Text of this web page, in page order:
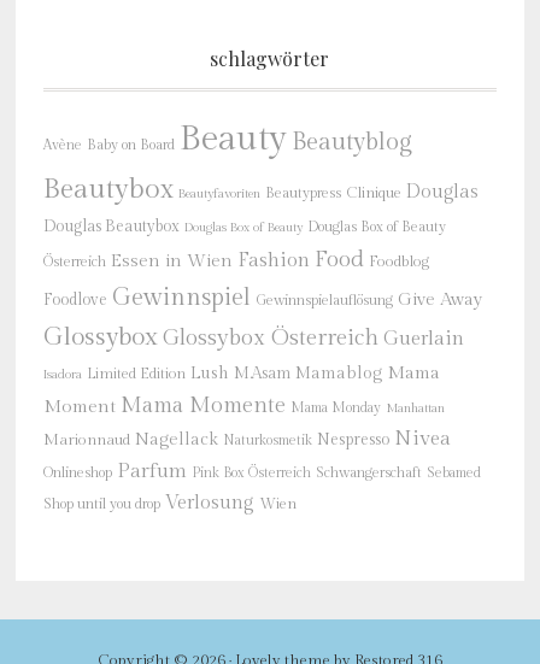
schlagwörter
Avène Baby on Board Beauty Beautyblog
Beautybox Beautyfavoriten Beautypress Clinique Douglas
Douglas Beautybox Douglas Box of Beauty Douglas Box of Beauty
Österreich Essen in Wien Fashion Food Foodblog
Foodlove Gewinnspiel Gewinnspielauflösung Give Away
GlossyboxGlossybox Österreich Guerlain
Isadora Limited Edition Lush M.Asam Mamablog Mama
Moment Mama Momente Mama Monday Manhattan
Marionnaud Nagellack Naturkosmetik Nespresso Nivea
Onlineshop Parfum Pink Box Österreich Schwangerschaft Sebamed
Shop until you drop Verlosung Wien